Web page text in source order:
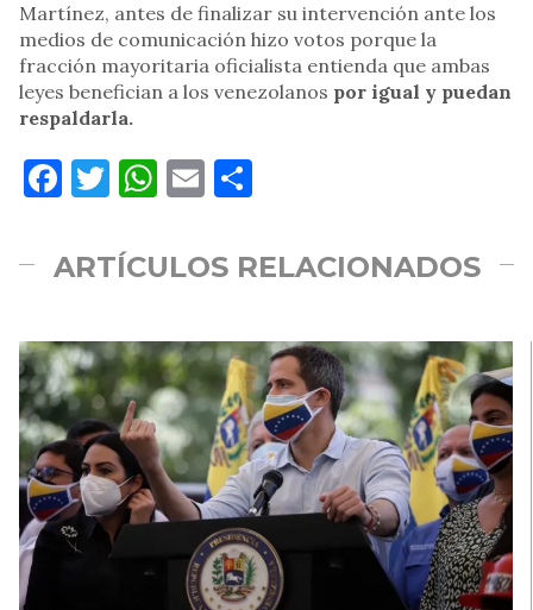
Martínez, antes de finalizar su intervención ante los
medios de comunicación hizo votos porque la
fracción mayoritaria oficialista entienda que ambas
leyes benefician a los venezolanos por igual y puedan
respaldarla.
Facebook
Twitter
WhatsApp
Email
ARTÍCULOS RELACIONADOS